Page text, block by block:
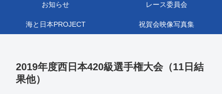
お知らせ レース委員会
海と日本PROJECT 祝賀会映像写真集
2019年度西日本420級選手権大会（11日結
果他）